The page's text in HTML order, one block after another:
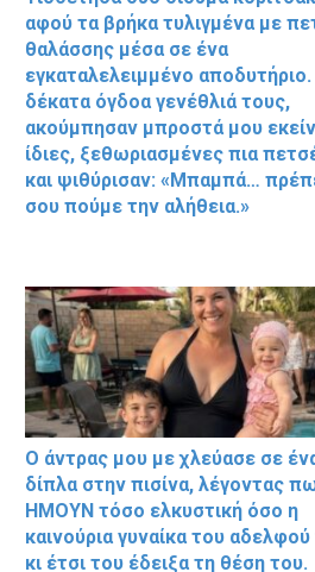
αφού τα βρήκα τυλιγμένα με
θαλάσσης μέσα σε ένα
εγκαταλελειμμένο
δέκατα όγδοα γενέθλιά τους,
ακούμπησαν μπροστά μου
ίδιες, ξεθωριασμένες πια
και ψιθύρισαν: «Μπαμπά…
σου πούμε την αλήθεια.»
Ο άντρας μου με χλεύασε σε
δίπλα στην πισίνα, λέγοντας
ΗΜΟΥΝ τόσο ελκυστική όσο η
καινούρια γυναίκα του
κι έτσι του έδειξα τη θέση του.